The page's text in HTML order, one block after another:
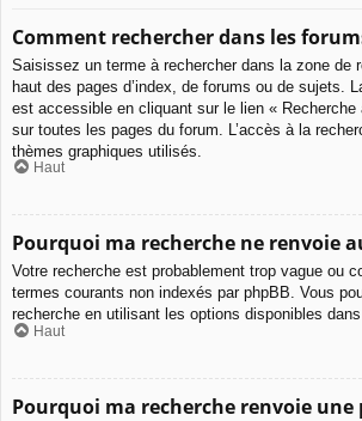
Comment rechercher dans les
Saisissez un terme à rechercher dans la zone de
haut des pages d’index, de forums ou de sujets.
est accessible en cliquant sur le lien « Recherche
sur toutes les pages du forum. L’accès à la
thèmes graphiques utilisés.
Haut
Pourquoi ma recherche ne renvoie
Votre recherche est probablement trop vague ou
termes courants non indexés par phpBB. Vous
recherche en utilisant les options disponibles
Haut
Pourquoi ma recherche renvoie une